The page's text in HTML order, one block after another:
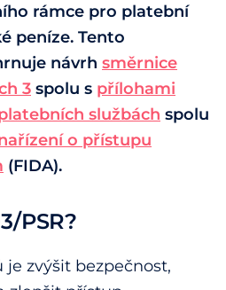
rámce pro platební
peníze. Tento
návrh směrnice
3 spolu s přílohami
službách spolu
o přístupu
(FIDA).
PSR?
zvýšit bezpečnost,